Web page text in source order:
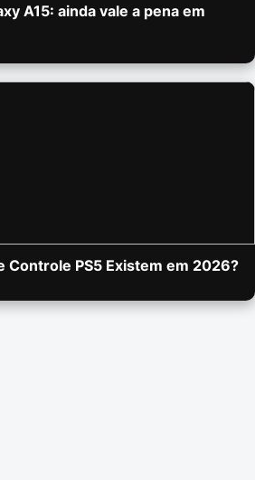
A15: ainda vale a pena em
Controle PS5 Existem em 2026?